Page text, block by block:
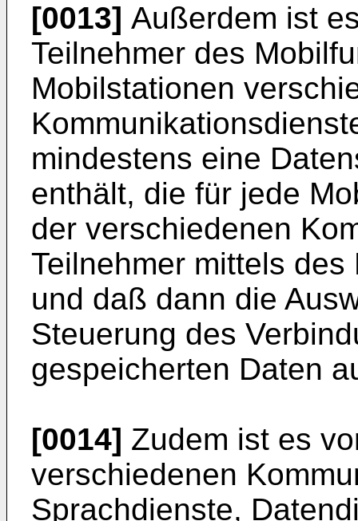
[0013] Außerdem ist
Teilnehmer des
Mobilstationen
mindestens eine
enthält, die für jede
der verschiedenen
Teilnehmer mittels
und daß dann die
Steuerung des
gespeicherten Daten
[0014] Zudem ist es
verschiedenen
Sprachdienste,